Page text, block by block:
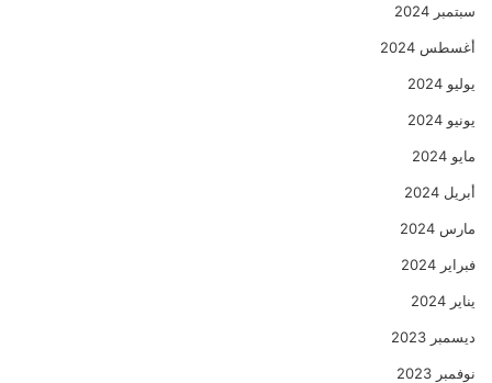
سبتمبر 2024
أغسطس 2024
يوليو 2024
يونيو 2024
مايو 2024
أبريل 2024
مارس 2024
فبراير 2024
يناير 2024
ديسمبر 2023
نوفمبر 2023